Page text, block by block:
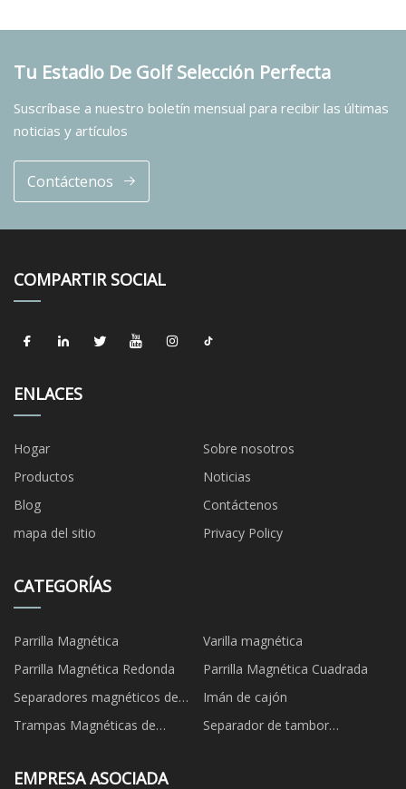
Tu Estadio De Golf Selección Perfecta
Suscríbase a nuestro boletín mensual para recibir las últimas
noticias y artículos
Contáctenos
COMPARTIR SOCIAL
ENLACES
Hogar
Sobre nosotros
Productos
Noticias
Blog
Contáctenos
mapa del sitio
Privacy Policy
CATEGORÍAS
Parrilla Magnética
Varilla magnética
Parrilla Magnética Redonda
Parrilla Magnética Cuadrada
Separadores magnéticos de
tuberías
Imán de cajón
Trampas Magnéticas de
Separador de tambor
EMPRESA ASOCIADA